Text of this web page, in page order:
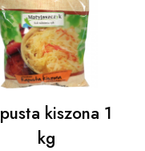
kiszona 1
kg